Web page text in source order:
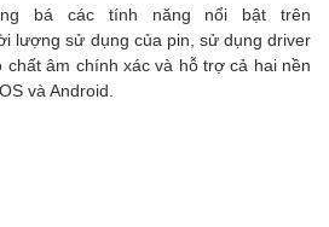
bá các tính năng nổi bật trên
lượng sử dụng của pin, sử dụng driver
âm chính xác và hỗ trợ cả hai nền
và Android.